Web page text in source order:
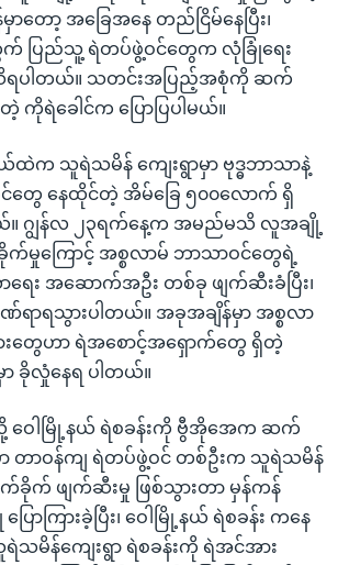
တော့ အခြေအနေ တည်ငြိမ်နေပြီး၊
ပြည်သူ့ ရဲတပ်ဖွဲ့ဝင်တွေက လုံခြုံရေး
ရပါတယ်။ သတင်းအပြည့်အစုံကို ဆက်
ကိုရဲခေါင်က ပြောပြပါမယ်။
ယ်ထဲက သူရဲသမိန် ကျေးရွာမှာ ဗုဒ္ဓဘာသာနဲ့
တွေ နေထိုင်တဲ့ အိမ်ခြေ ၅၀၀လောက် ရှိ
ဂျွန်လ ၂၃ရက်နေ့က အမည်မသိ လူအချို့
မှုကြောင့် အစ္စလာမ် ဘာသာဝင်တွေရဲ့
ေး အဆောက်အဦး တစ်ခု ဖျက်ဆီးခံပြီး၊
ရာရသွားပါတယ်။ အခုအချိန်မှာ အစ္စလာ
းတွေဟာ ရဲအစောင့်အရှောက်တွေ ရှိတဲ့
ာ ခိုလှုံနေရ ပါတယ်။
ဝေါမြို့နယ် ရဲစခန်းကို ဗွီအိုအေက ဆက်
မှာ တာဝန်ကျ ရဲတပ်ဖွဲ့ဝင် တစ်ဦးက သူရဲသမိန်
ခိုက် ဖျက်ဆီးမှု ဖြစ်သွားတာ မှန်ကန်
ောကြားခဲ့ပြီး၊ ဝေါမြို့နယ် ရဲစခန်း ကနေ
ရဲသမိန်ကျေးရွာ ရဲစခန်းကို ရဲအင်အား